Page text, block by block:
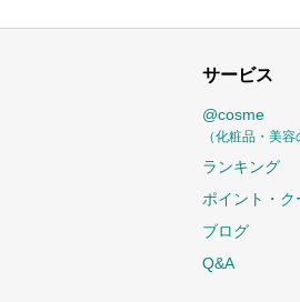
サービス
@cosme
（化粧品・美容
ランキング
ポイント・ク
ブログ
Q&A